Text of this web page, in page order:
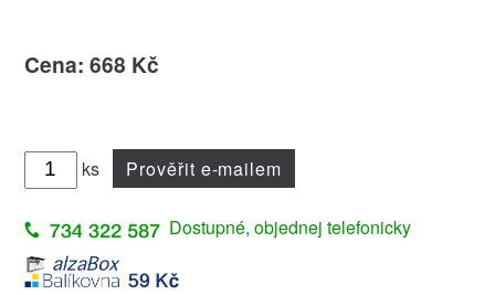
Cena: 668 Kč
ks Prověřit e-mailem
Dostupné, objednej telefonicky